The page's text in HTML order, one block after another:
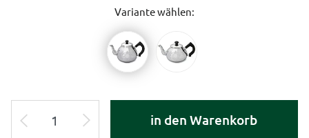
Variante wählen:
in den Warenkorb